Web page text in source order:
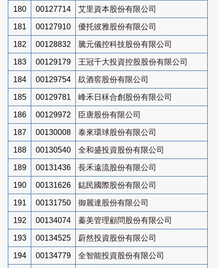
180 00127714 艾里資本股份有限公司
181 00127910 優托彼雅股份有限公司
182 00128832 騰元儀控科技股份有限公司
183 00129179 王冠千大投資控股股份有限公司
184 00129754 镹酒窖股份有限公司
185 00129781 峰禾日秝合創股份有限公司
186 00129972 臣唐股份有限公司
187 00130008 泰來環球股份有限公司
188 00130540 全和盛投資股份有限公司
189 00131436 長禾遠流股份有限公司
190 00131626 鋕民國際股份有限公司
191 00131750 御麗達股份有限公司
192 00134074 蓁美管理顧問股份有限公司
193 00134525 蔚然投資股份有限公司
194 00134779 全智能投資股份有限公司